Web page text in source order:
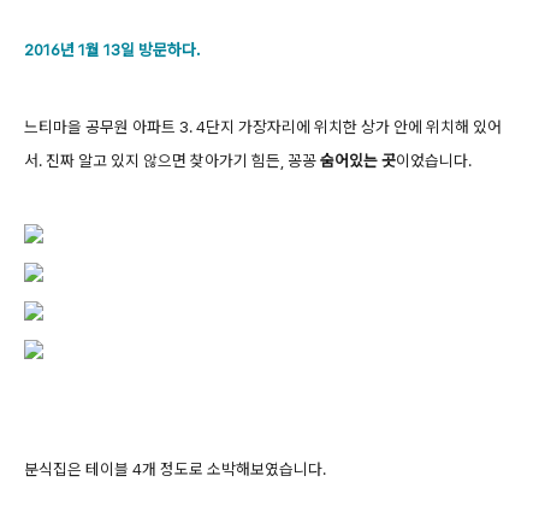
2016년 1월 13일 방문하다.
느티마을 공무원 아파트 3. 4단지 가장자리에 위치한 상가 안에 위치해 있어
서. 진짜 알고 있지 않으면 찾아가기 힘든, 꽁꽁숨어있는 곳이었습니다.
분식집은 테이블 4개 정도로 소박해보였습니다.